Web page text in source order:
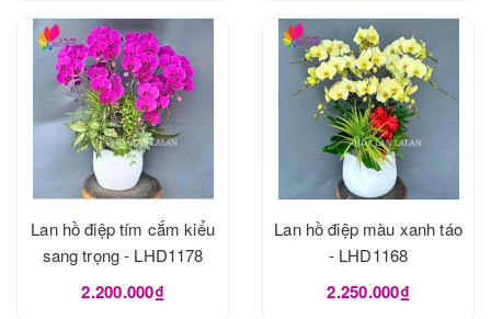
Lan hồ điệp tím cắm kiểu
sang trọng - LHD1178
2.200.000₫
Lan hồ điệp màu xanh táo
- LHD1168
2.250.000₫